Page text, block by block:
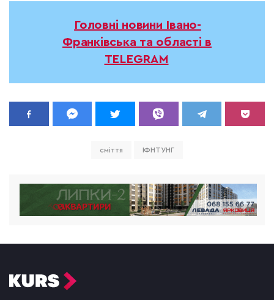
Головні новини Івано-
Франківська та області в
TELEGRAM
сміття ІФНТУНГ